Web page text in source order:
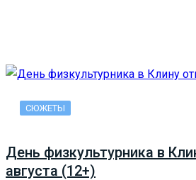
СЮЖЕТЫ
День физкультурника в
августа (12+)